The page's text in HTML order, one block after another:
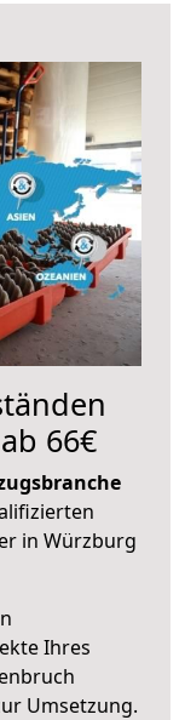
66€
in Würzburg
Ihres
Umsetzung.